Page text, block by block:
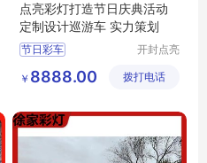
点亮彩灯打造节日庆典活动
定制设计巡游车 实力策划
节日彩车
节日特定花车
民族文化花车
开封点亮
艺术有限
￥ 8888.00 拨打电话